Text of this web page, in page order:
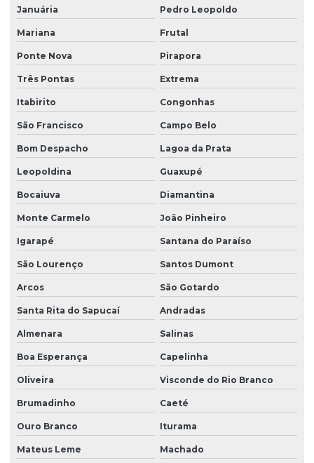
Januária Pedro Leopoldo
Mariana Frutal
Ponte Nova Pirapora
Três Pontas Extrema
Itabirito Congonhas
São Francisco Campo Belo
Bom Despacho Lagoa da Prata
Leopoldina Guaxupé
Bocaiuva Diamantina
Monte Carmelo João Pinheiro
Igarapé Santana do Paraíso
São Lourenço Santos Dumont
Arcos São Gotardo
Santa Rita do Sapucaí Andradas
Almenara Salinas
Boa Esperança Capelinha
Oliveira Visconde do Rio Branco
Brumadinho Caeté
Ouro Branco Iturama
Mateus Leme Machado